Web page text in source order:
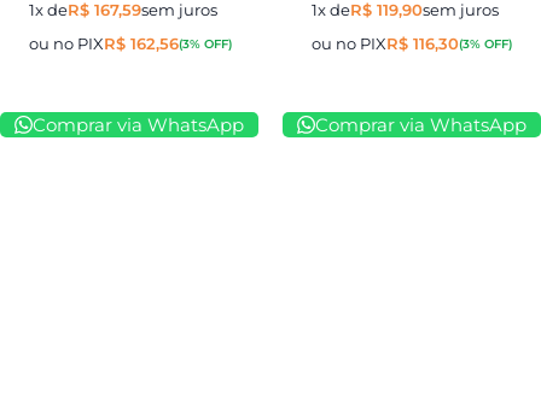
1x deR$ 167,59sem juros
ou no PIXR$ 162,56(3% OFF)
Comprar via WhatsApp
1x deR$ 119,90sem juros
ou no PIXR$ 116,30(3% OFF)
Comprar via WhatsApp